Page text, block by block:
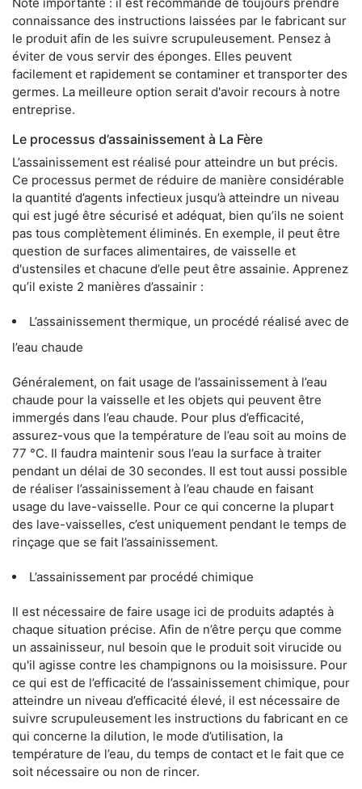
connaissance des instructions laissées par le fabricant sur
le produit afin de les suivre scrupuleusement. Pensez à
éviter de vous servir des éponges. Elles peuvent
facilement et rapidement se contaminer et transporter des
germes. La meilleure option serait d'avoir recours à notre
entreprise.
Le processus d’assainissement à La Fère
L’assainissement est réalisé pour atteindre un but précis.
Ce processus permet de réduire de manière considérable
la quantité d’agents infectieux jusqu’à atteindre un niveau
qui est jugé être sécurisé et adéquat, bien qu’ils ne soient
pas tous complètement éliminés. En exemple, il peut être
question de surfaces alimentaires, de vaisselle et
d'ustensiles et chacune d’elle peut être assainie. Apprenez
qu’il existe 2 manières d’assainir :
L’assainissement thermique, un procédé réalisé avec de
l’eau chaude
Généralement, on fait usage de l’assainissement à l’eau
chaude pour la vaisselle et les objets qui peuvent être
immergés dans l’eau chaude. Pour plus d’efficacité,
assurez-vous que la température de l’eau soit au moins de
77 °C. Il faudra maintenir sous l’eau la surface à traiter
pendant un délai de 30 secondes. Il est tout aussi possible
de réaliser l’assainissement à l’eau chaude en faisant
usage du lave-vaisselle. Pour ce qui concerne la plupart
des lave-vaisselles, c’est uniquement pendant le temps de
rinçage que se fait l’assainissement.
L’assainissement par procédé chimique
Il est nécessaire de faire usage ici de produits adaptés à
chaque situation précise. Afin de n’être perçu que comme
un assainisseur, nul besoin que le produit soit virucide ou
qu'il agisse contre les champignons ou la moisissure. Pour
ce qui est de l’efficacité de l’assainissement chimique, pour
atteindre un niveau d’efficacité élevé, il est nécessaire de
suivre scrupuleusement les instructions du fabricant en ce
qui concerne la dilution, le mode d’utilisation, la
température de l’eau, du temps de contact et le fait que ce
soit nécessaire ou non de rincer.